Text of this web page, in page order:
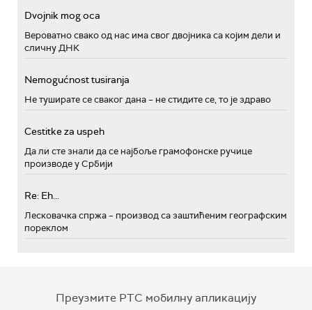
Dvojnik mog oca
Вероватно свако од нас има свог двојника са којим дели и
сличну ДНК
Nemogućnost tusiranja
Не туширате се сваког дана – не стидите се, то је здраво
Cestitke za uspeh
Да ли сте знали да се најбоље грамофонске ручице
производе у Србији
Re: Eh...
Лесковачка спржа – производ са заштићеним географским
пореклом
Преузмите РТС мобилну апликацију